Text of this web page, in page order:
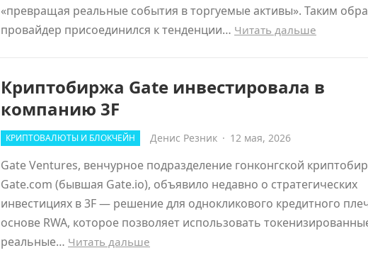
«превращая реальные события в торгуемые активы». Таким
провайдер присоединился к тенденции… Читать дальше
Криптобиржа Gate инвестировала в
компанию 3F
КРИПТОВАЛЮТЫ И БЛОКЧЕЙН Денис Резник · 12 мая, 2026
Gate Ventures, венчурное подразделение гонконгской
Gate.com (бывшая Gate.io), объявило недавно о стратегических
инвестициях в 3F — решение для однокликового кредитного
основе RWA, которое позволяет использовать
реальные… Читать дальше